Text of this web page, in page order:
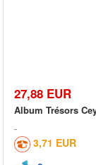
27,88 EUR
Album Trésors
3,71 EUR